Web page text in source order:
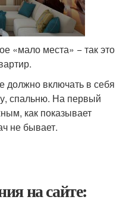
«мало места» − так это
включать в себя
спальню. На первый
как показывает
не бывает.
на сайте: